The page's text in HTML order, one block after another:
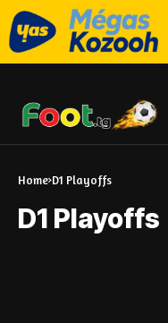
Home D1 Playoffs
D1 Playoffs